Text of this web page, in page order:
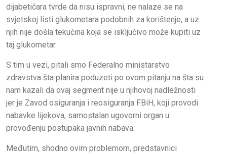
dijabetičara tvrde da nisu ispravni, ne nalaze se na
svjetskoj listi glukometara podobnih za korištenje, a uz
njih nije došla tekućina koja se isključivo može kupiti uz
taj glukometar.
S tim u vezi, pitali smo Federalno ministarstvo
zdravstva šta planira poduzeti po ovom pitanju na šta su
nam kazali da ovaj segment nije u njihovoj nadležnosti
jer je Zavod osiguranja i reosiguranja FBiH, koji provodi
nabavke lijekova, samostalan ugovorni organ u
provođenju postupaka javnih nabava.
Međutim, shodno ovim problemom, predstavnici